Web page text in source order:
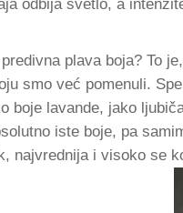
odbija svetlo, a
plava boja? To
smo već pomenuli.
boje lavande, jako
iste boje, pa
najvrednija i visoko se